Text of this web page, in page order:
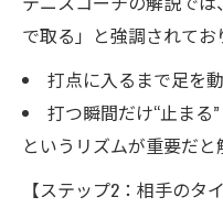
で取る」と強調されてお
打点に入るまで足を
打つ瞬間だけ“止まる”
というリズムが重要だと
【ステップ2：相手のタ